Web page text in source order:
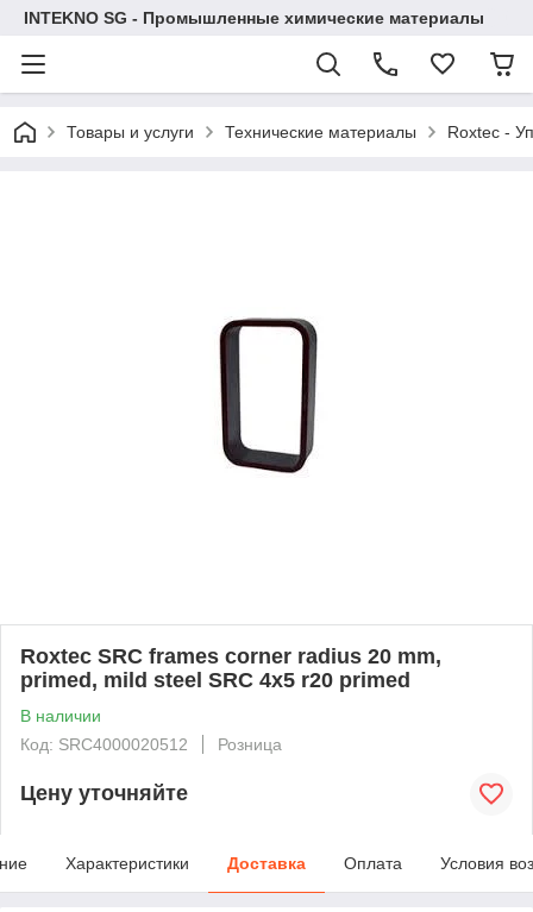
INTEKNO SG - Промышленные химические материалы
Товары и услуги Технические материалы Roxtec -
Roxtec SRC frames corner radius 20 mm,
primed, mild steel SRC 4x5 r20 primed
В наличии
Код: SRC4000020512
Розница
Цену уточняйте
Характеристики Доставка Оплата Условия